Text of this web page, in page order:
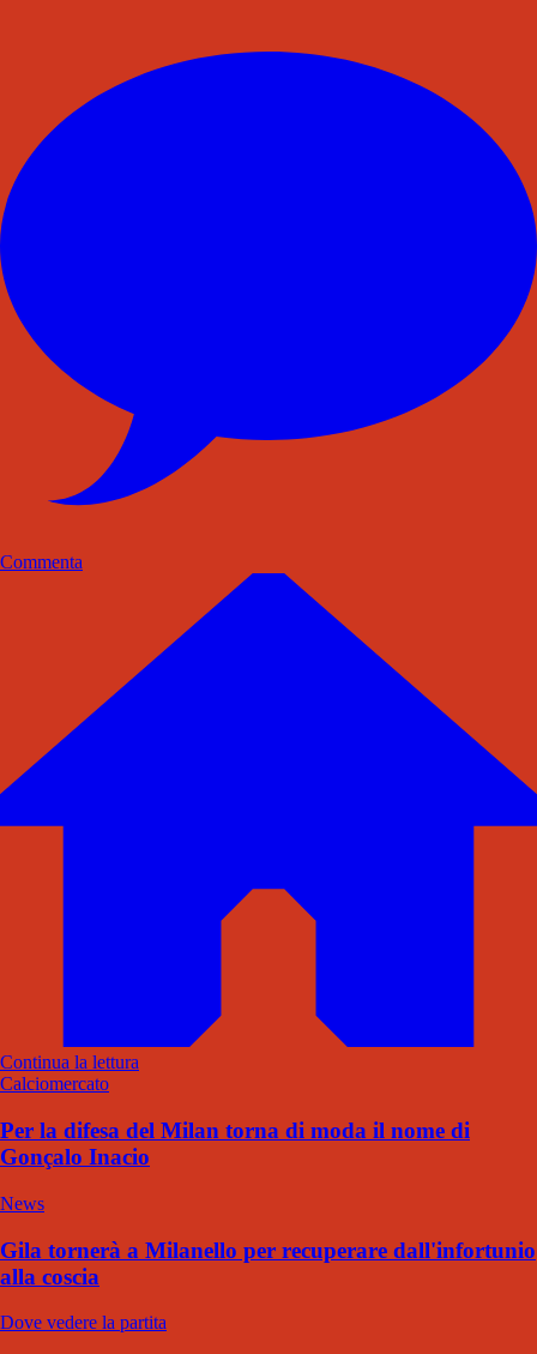
Commenta
Continua la lettura
Calciomercato
Per la difesa del Milan torna di moda il nome di
Gonçalo Inacio
News
Gila tornerà a Milanello per recuperare dall'infortunio
alla coscia
Dove vedere la partita